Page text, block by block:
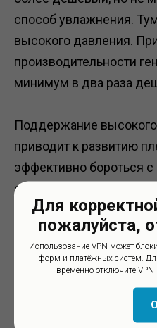
способ увлажнения.
высокого давления.
производительности
минимум в два раза
Поддержание
приводит к развитию
эффективно бороться
совмещать увлажнение
Озон (О3) -
кислорода.
обладает мощным
способен эффективно
Для
пожалуйста,
Использование VPN может
форм и платёжных систем.
временно отключите VPN